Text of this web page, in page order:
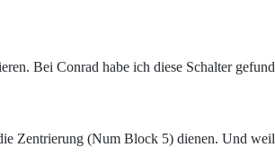
Bei Conrad habe ich diese Schalter
Zentrierung (Num Block 5) dienen. Und